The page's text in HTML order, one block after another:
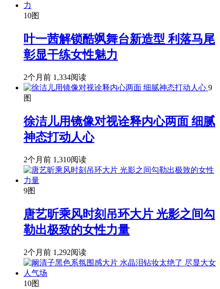
10图
叶一茜解锁酷飒舞台新造型 利落马尾
彰显干练女性魅力
2个月前 1,334阅读
9
图
徐洁儿用镜像对视诠释内心两面 细腻
神态打动人心
2个月前 1,310阅读
9图
唐艺昕乘风时刻吊环大片 光影之间勾
勒出极致的女性力量
2个月前 1,292阅读
10图